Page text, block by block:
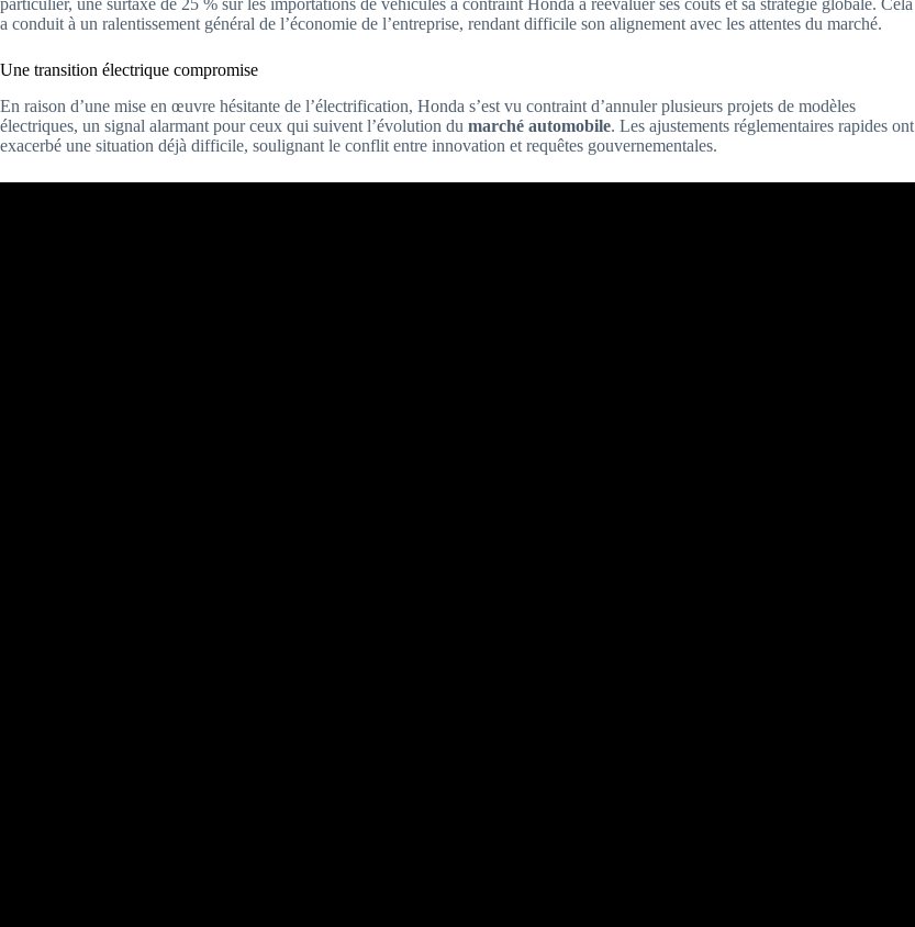
particulier, une surtaxe de 25 % sur les importations de véhicules a contraint Honda à réévaluer ses coûts et sa stratégie globale. Cela
a conduit à un ralentissement général de l’économie de l’entreprise, rendant difficile son alignement avec les attentes du marché.
Une transition électrique compromise
En raison d’une mise en œuvre hésitante de l’électrification, Honda s’est vu contraint d’annuler plusieurs projets de modèles
électriques, un signal alarmant pour ceux qui suivent l’évolution du marché automobile. Les ajustements réglementaires rapides ont
exacerbé une situation déjà difficile, soulignant le conflit entre innovation et requêtes gouvernementales.